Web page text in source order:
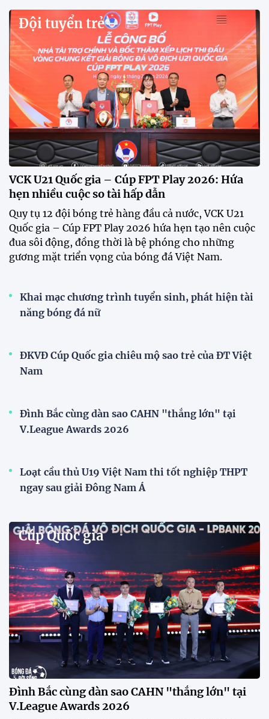
Việt Nam tăng gấp đôi
Sau khi tuyển Việt Nam giành ngôi nhất bảng A và
vào bán kết ASEAN Cup 2026, VFF đã công bố thời
gian mở bán vé trận lượt về trên sân Mỹ Đình, với
mức giá tăng gấp đôi so với vòng bảng.
Xã Hùng Châu tưng bừng khai mạc giải bóng đá
truyền thống lần thứ VI
HLV Kim Sang Sik: "ĐT Việt Nam sẽ tung đội
hình mạnh nhất trước Campuchia"
CĐV vượt gần 80 km từ 5h30 sáng để mua vé xem
tuyển Việt Nam
Tuyển Việt Nam đối đầu Malaysia ở bán kết
ASEAN Cup 2026?
Đội tuyển nữ Việt Nam
tập để theo dõi sao nhập tịch tuyển Việt Nam
Buổi tập của tuyển Việt Nam chiều nay (29/7) bất
ngờ thu hút sự chú ý của truyền thông Singapore
khi một phóng viên có mặt tại sân để trực tiếp theo
dõi màn thể hiện của các ngôi sao nhập tịch.
Đình Bắc cùng dàn sao CAHN "thắng lớn" tại
V.League Awards 2026
Festival bóng đá nữ trẻ 2026 lan tỏa đam mê tại
Đồng Tháp